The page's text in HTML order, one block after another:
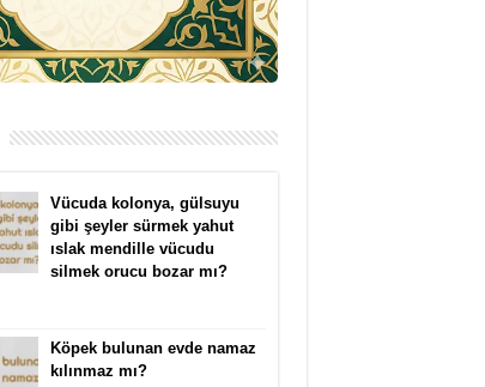
Vücuda kolonya, gülsuyu
gibi şeyler sürmek yahut
ıslak mendille vücudu
silmek orucu bozar mı?
Köpek bulunan evde namaz
kılınmaz mı?